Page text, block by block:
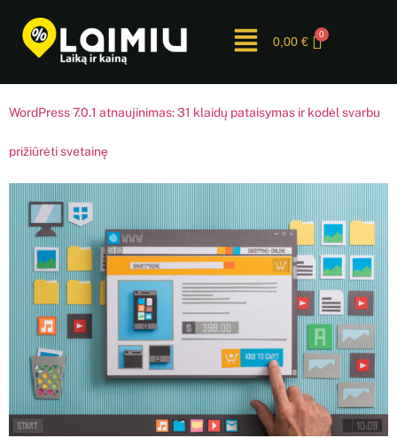
0,00€
WordPress 7.0.1 atnaujinimas: 31 klaidų pataisymas ir kodėl svarbu
prižiūrėti svetainę